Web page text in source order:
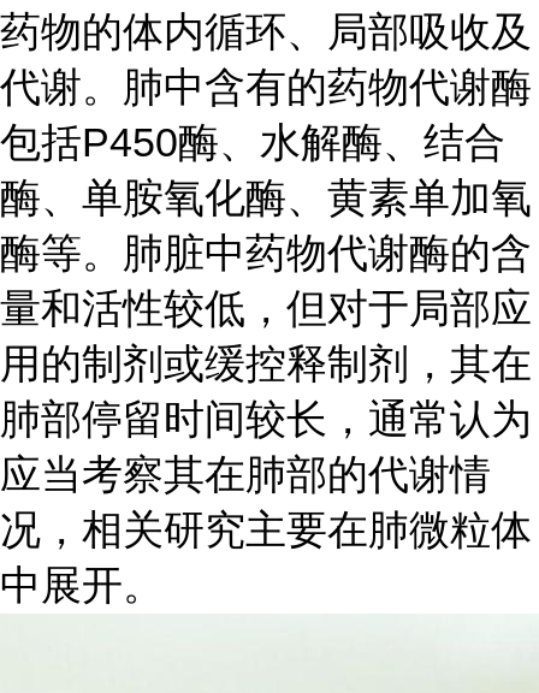
药物的体内循环、局部吸收及
代谢。肺中含有的药物代谢酶
包括P450酶、水解酶、结合
酶、单胺氧化酶、黄素单加氧
酶等。肺脏中药物代谢酶的含
量和活性较低，但对于局部应
用的制剂或缓控释制剂，其在
肺部停留时间较长，通常认为
应当考察其在肺部的代谢情
况，相关研究主要在肺微粒体
中展开。